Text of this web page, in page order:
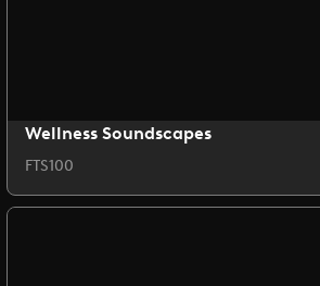
Wellness Soundscapes
FTS100